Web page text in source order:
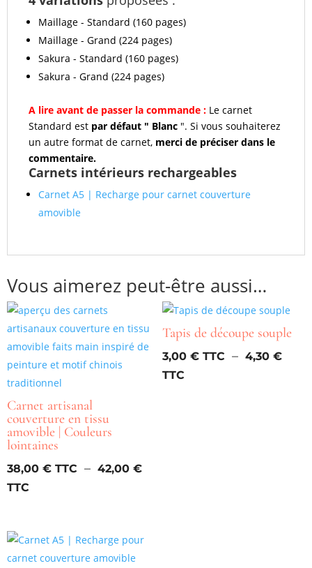
Maillage - Standard (160 pages)
Maillage - Grand (224 pages)
Sakura - Standard (160 pages)
Sakura - Grand (224 pages)
A lire avant de passer la commande : Le carnet
Standard est par défaut " Blanc ". Si vous souhaiterez
un autre format de carnet, merci de préciser dans le
commentaire.
Carnets intérieurs rechargeables
Carnet A5 | Recharge pour carnet couverture
amovible
Vous aimerez peut-être aussi…
Carnet artisanal
couverture en tissu
amovible | Couleurs
lointaines
38,00 € – 42,00 €
38,00 €
à
Tapis de découpe souple
3,00 € – 4,30 €
Plage